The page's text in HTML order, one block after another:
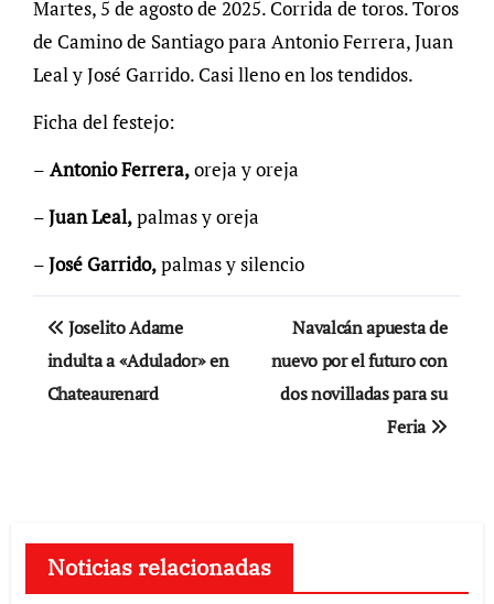
Martes, 5 de agosto de 2025. Corrida de toros. Toros
de Camino de Santiago para Antonio Ferrera, Juan
Leal y José Garrido. Casi lleno en los tendidos.
Ficha del festejo:
– Antonio Ferrera,oreja y oreja
–Juan Leal,palmas y oreja
–José Garrido,palmas y silencio
Navegación
de
entradas
Joselito Adame
indulta a «Adulador» en
Chateaurenard
Navalcán apuesta de
nuevo por el futuro con
dos novilladas para su
Feria
Noticias relacionadas